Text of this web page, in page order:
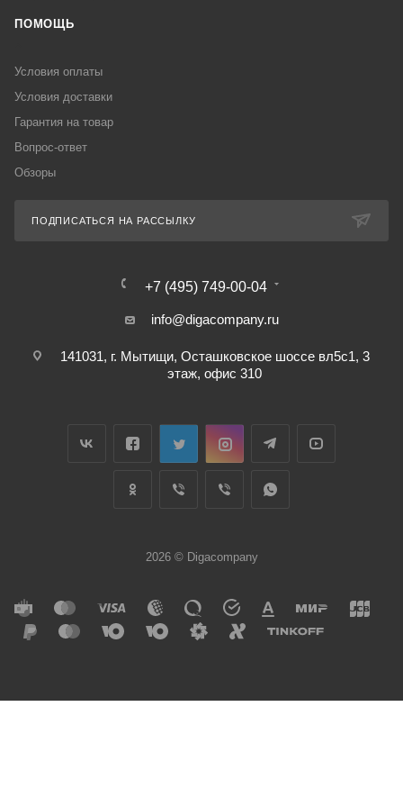
ПОМОЩЬ
Условия оплаты
Условия доставки
Гарантия на товар
Вопрос-ответ
Обзоры
ПОДПИСАТЬСЯ НА РАССЫЛКУ
+7 (495) 749-00-04
info@digacompany.ru
141031, г. Мытищи, Осташковское шоссе вл5с1, 3
этаж, офис 310
2026 © Digacompany